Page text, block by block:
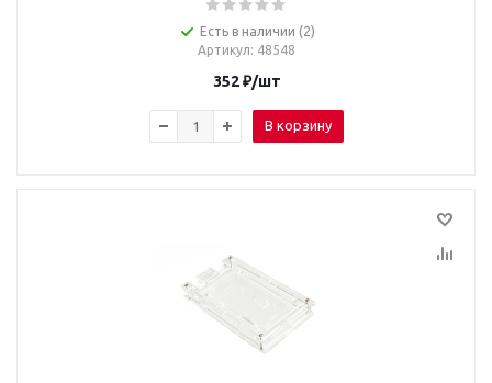
Есть в наличии (2)
Артикул: 48548
352₽/шт
В корзину